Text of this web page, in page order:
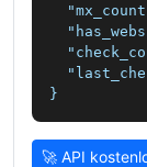
}
🚀 API